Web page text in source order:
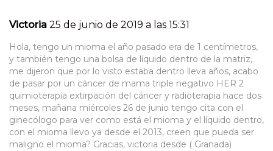
Victoria 25 de junio de 2019 a las 15:31
Hola, tengo un mioma el año pasado era de 1 centímetros,
y también tengo una bolsa de líquido dentro de la matriz,
me dijeron que por lo visto estaba dentro lleva años, acabo
de pasar por un cáncer de mama triple negativo HER 2
quimioterapia extirpación del cáncer y radioterapia hace dos
meses, mañana miércoles 26 de junio tengo cita con el
ginecólogo para ver como está el mioma y el líquido dentro,
con el mioma llevo ya desde el 2013, creen que pueda ser
maligno el mioma? Gracias, victoria desde ( Granada)